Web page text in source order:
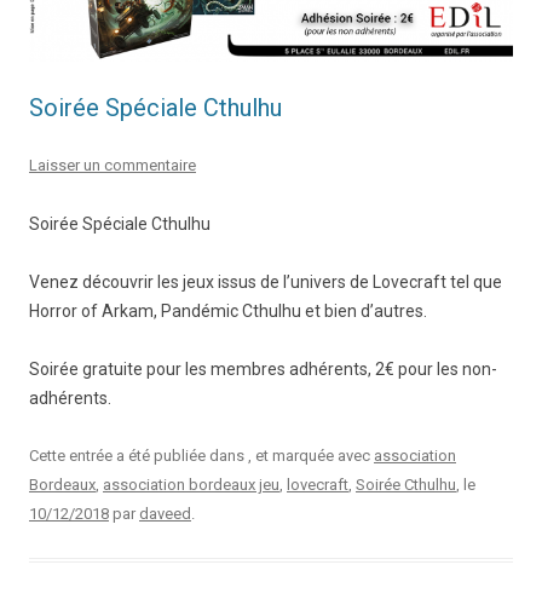
Soirée Spéciale Cthulhu
Laisser un commentaire
Soirée Spéciale Cthulhu
Venez découvrir les jeux issus de l’univers de Lovecraft tel que
Horror of Arkam, Pandémic Cthulhu et bien d’autres.
Soirée gratuite pour les membres adhérents, 2€ pour les non-
adhérents.
Cette entrée a été publiée dans , et marquée avec association
Bordeaux association bordeaux jeu lovecraft Soirée Cthulhu , le
10/12/2018 par daveed